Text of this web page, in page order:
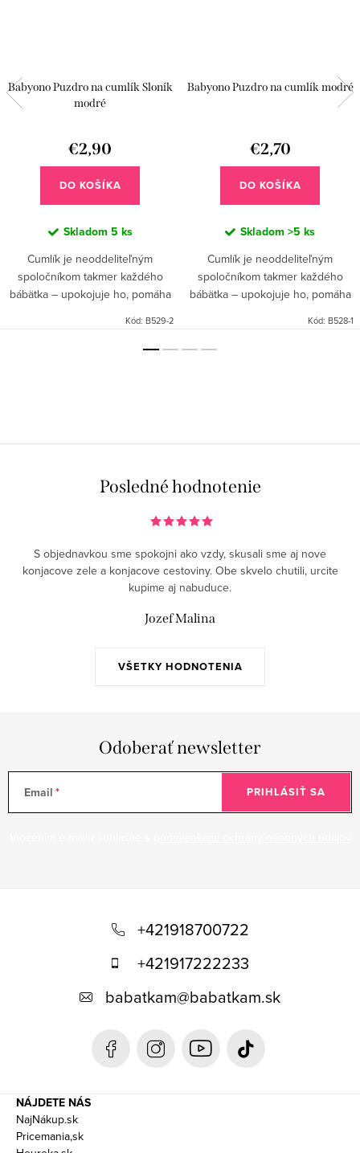
Babyono Puzdro na cumlík Sloník
modré
€2,90
DO KOŠÍKA
Skladom 5 ks
Cumlík je neoddeliteľným
spoločníkom takmer každého
bábätka – upokojuje ho, pomáha
vedia, aké je dôležité, aby bol
vždy po ruke a aby bol čistý.
Kód: B529-2
Babyono Puzdro na cumlík modré
€2,70
DO KOŠÍKA
Skladom >5 ks
Cumlík je neoddeliteľným
spoločníkom takmer každého
bábätka – upokojuje ho, pomáha
vedia, aké je dôležité, aby bol
vždy po ruke a aby bol čistý.
Kód: B528-1
Posledné hodnotenie
VŠETKY HODNOTENIA
S objednavkou sme spokojni ako vzdy, skusali sme aj nove
konjacove zele a konjacove cestoviny. Obe skvelo chutili, urcite
kupime aj nabuduce.
Jozef Malina
Odoberať newsletter
Email PRIHLÁSIŤ SA
+421918700722
+421917222233
babatkam@babatkam.sk
NÁJDETE NÁS
NajNákup.sk
Pricemania,sk